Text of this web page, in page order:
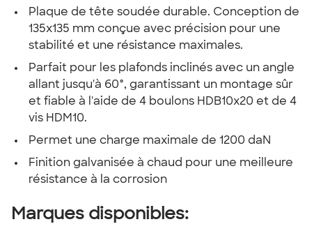
Plaque de tête soudée durable. Conception de
135x135 mm conçue avec précision pour une
stabilité et une résistance maximales.
Parfait pour les plafonds inclinés avec un angle
allant jusqu'à 60°, garantissant un montage sûr
et fiable à l'aide de 4 boulons HDB10x20 et de 4
vis HDM10.
Permet une charge maximale de 1200 daN
Finition galvanisée à chaud pour une meilleure
résistance à la corrosion
Marques disponibles: